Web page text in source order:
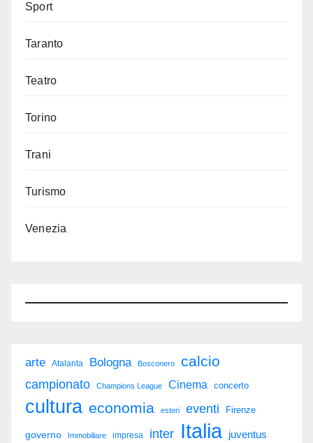
Sport
Taranto
Teatro
Torino
Trani
Turismo
Venezia
arte Atalanta Bologna Bosconero calcio
campionato Champions League Cinema concerto
cultura economia esteri eventi Firenze
governo Immobiliare impresa inter Italia juventus